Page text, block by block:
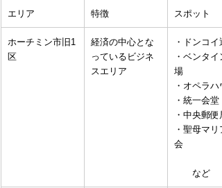
エリア 特徴 スポット
ホーチミン市旧1
区
経済の中心とな
っているビジネ
スエリア
・ドンコイ
・ベンタイ
場
・オペラハ
・統一会堂
・中央郵便
・聖母マリ
会
など